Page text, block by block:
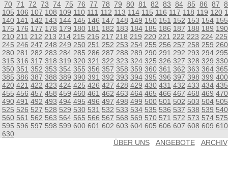
70 71 72 73 74 75 76 77 78 79 80 81 82 83 84 85 86 87
105 106 107 108 109 110 111 112 113 114 115 116 117 118 119 120
140 141 142 143 144 145 146 147 148 149 150 151 152 153 154 155
175 176 177 178 179 180 181 182 183 184 185 186 187 188 189 190
210 211 212 213 214 215 216 217 218 219 220 221 222 223 224 225
245 246 247 248 249 250 251 252 253 254 255 256 257 258 259 260
280 281 282 283 284 285 286 287 288 289 290 291 292 293 294 295
315 316 317 318 319 320 321 322 323 324 325 326 327 328 329 330
350 351 352 353 354 355 356 357 358 359 360 361 362 363 364 365
385 386 387 388 389 390 391 392 393 394 395 396 397 398 399 400
420 421 422 423 424 425 426 427 428 429 430 431 432 433 434 435
455 456 457 458 459 460 461 462 463 464 465 466 467 468 469 470
490 491 492 493 494 495 496 497 498 499 500 501 502 503 504 505
525 526 527 528 529 530 531 532 533 534 535 536 537 538 539 540
560 561 562 563 564 565 566 567 568 569 570 571 572 573 574 575
595 596 597 598 599 600 601 602 603 604 605 606 607 608 609 610
630
ÜBER UNS
ANGEBOTE ARCHIV